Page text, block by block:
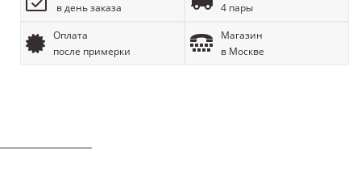
в день заказа
4 пары
Оплата
после примерки
Магазин
в Москве